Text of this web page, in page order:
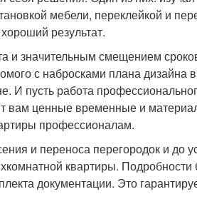
мебели, переклейкой и
результат.
значительным смещением
с набросками плана
И пусть работа
вам ценные временные и
профессионалам.
и переноса перегородок и до
квартиры.
документации. Это